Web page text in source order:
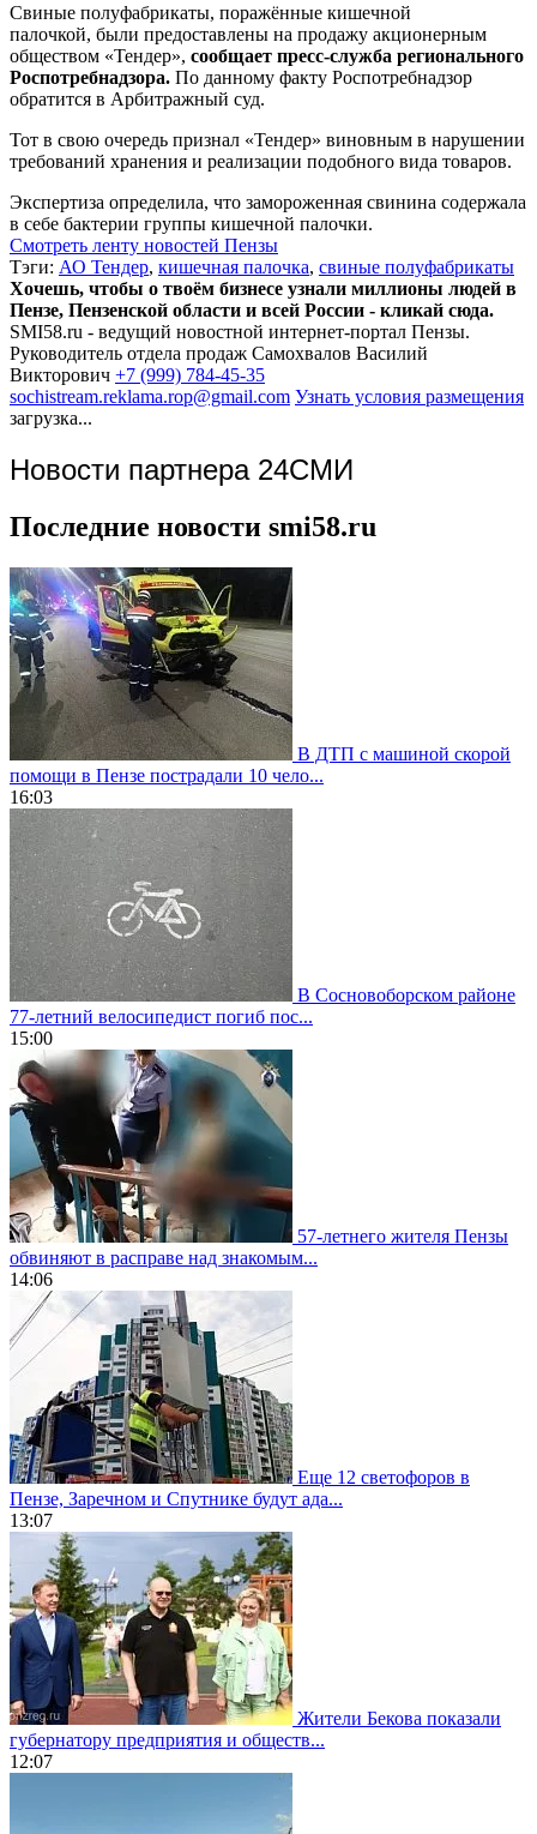
Свиные полуфабрикаты, поражённые кишечной
палочкой, были предоставлены на продажу акционерным
обществом «Тендер», сообщает пресс-служба регионального
Роспотребнадзора. По данному факту Роспотребнадзор
обратится в Арбитражный суд.
Тот в свою очередь признал «Тендер» виновным в нарушении
требований хранения и реализации подобного вида товаров.
Экспертиза определила, что замороженная свинина содержала
в себе бактерии группы кишечной палочки.
Смотреть ленту новостей Пензы
Тэги: АО Тендер, кишечная палочка, свиные полуфабрикаты
Хочешь, чтобы о твоём бизнесе узнали миллионы людей в
Пензе, Пензенской области и всей России - кликай сюда.
SMI58.ru - ведущий новостной интернет-портал Пензы.
Руководитель отдела продаж Самохвалов Василий
Викторович +7 (999) 784-45-35
sochistream.reklama.rop@gmail.com Узнать условия размещения
загрузка...
Новости партнера 24СМИ
Последние новости smi58.ru
В ДТП с машиной скорой
помощи в Пензе пострадали 10 чело...
16:03
В Сосновоборском районе
77-летний велосипедист погиб пос...
15:00
57-летнего жителя Пензы
обвиняют в расправе над знакомым...
14:06
Еще 12 светофоров в
Пензе, Заречном и Спутнике будут ада...
13:07
Жители Бекова показали
губернатору предприятия и обществ...
12:07